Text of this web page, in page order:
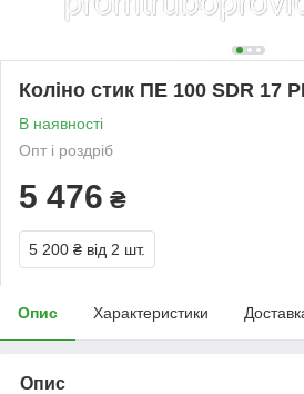
Коліно стик ПЕ 100 SDR 17
В наявності
Опт і роздріб
5 476 ₴
5 200 ₴ від 2 шт.
Опис Характеристики
Опис